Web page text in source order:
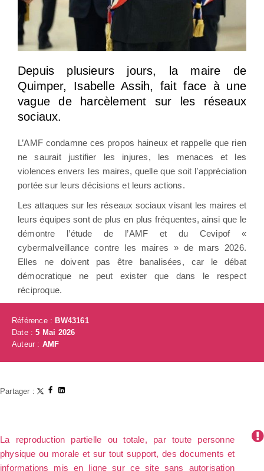
Depuis plusieurs jours, la maire de
Quimper, Isabelle Assih, fait face à une
vague de harcèlement sur les réseaux
sociaux.
L’AMF condamne ces propos haineux et rappelle que rien
ne saurait justifier les injures, les menaces et les
violences envers les maires, quelle que soit l’appréciation
portée sur leurs décisions et leurs actions.
Les attaques sur les réseaux sociaux visant les maires et
leurs équipes sont de plus en plus fréquentes, ainsi que le
démontre l’étude de l’AMF et du Cevipof «
cybermalveillance contre les maires » de mars 2026.
Elles ne doivent pas être banalisées, car le débat
démocratique ne peut exister que dans le respect
réciproque.
Référence :BW43161
Date :5 Mai 2026
Auteur : AMF
Partager :
La reproduction partielle ou totale, par toute personne
physique ou morale et sur tout support, des documents et
informations mis en ligne sur ce site sans autorisation